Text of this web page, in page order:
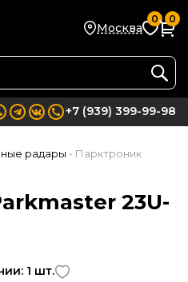
Москва
0 0
+7 (939) 399-99-98
радары - Парктроник
23U-
1 шт.